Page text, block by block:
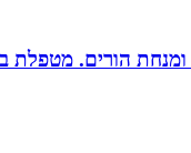
ומנחת הורים.